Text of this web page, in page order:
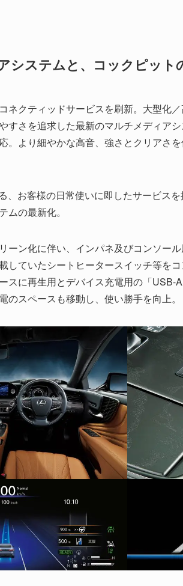
システムと、コックピット
ネクティッドサービスを刷新。大型化
すさを追求した最新のマルチメディア
。より細やかな高音、強さとクリアさ
、お客様の日常使いに即したサービス
ムの最新化。
ーン化に伴い、インパネ及びコンソー
していたシートヒータースイッチ等を
スに再生用とデバイス充電用の「USB-
のスペースも移動し、使い勝手を向上。